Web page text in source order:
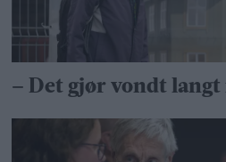
– Det gjør vondt